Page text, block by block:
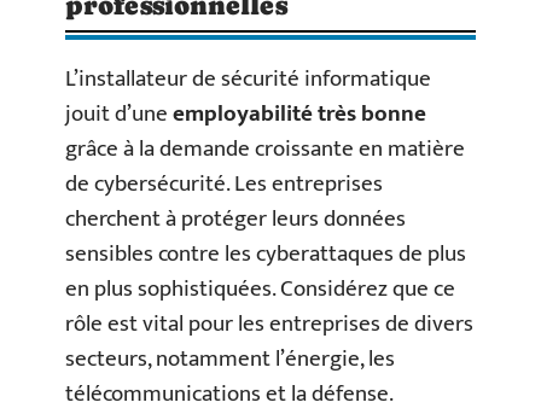
L’installateur de sécurité informatique
jouit d’uneemployabilité très bonne
grâce à la demande croissante en matière
de cybersécurité. Les entreprises
cherchent à protéger leurs données
sensibles contre les cyberattaques de plus
en plus sophistiquées. Considérez que ce
rôle est vital pour les entreprises de divers
secteurs, notamment l’énergie, les
télécommunications et la défense.